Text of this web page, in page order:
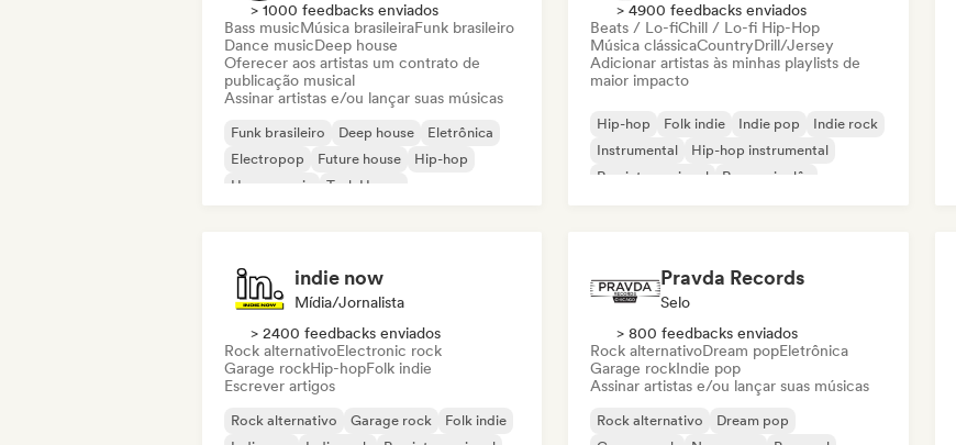
> 1000 feedbacks enviados
Bass musicMúsica brasileiraFunk brasileiro
Dance musicDeep house
Oferecer aos artistas um contrato de
publicação musical
Assinar artistas e/ou lançar suas músicas
Funk brasileiro Deep house
Eletrônica
Electropop
Future house
Hip-hop
House music
Tech House
> 4900 feedbacks enviados
Beats / Lo-fiChill / Lo-fi Hip-Hop
Música clássicaCountryDrill/Jersey
Adicionar artistas às minhas playlists de
maior impacto
Hip-hop Folk indie Indie pop
Indie rock
Instrumental
Hip-hop instrumental
Rap internacional
Rap em inglês
indie now
Mídia/Jornalista
> 2400 feedbacks enviados
Rock alternativoElectronic rock
Garage rockHip-hopFolk indie
Escrever artigos
Rock alternativo Garage rock
Folk indie
Pravda Records
Selo
> 800 feedbacks enviados
Rock alternativoDream popEletrônica
Garage rockIndie pop
Assinar artistas e/ou lançar suas músicas
Rock alternativo
Dream pop